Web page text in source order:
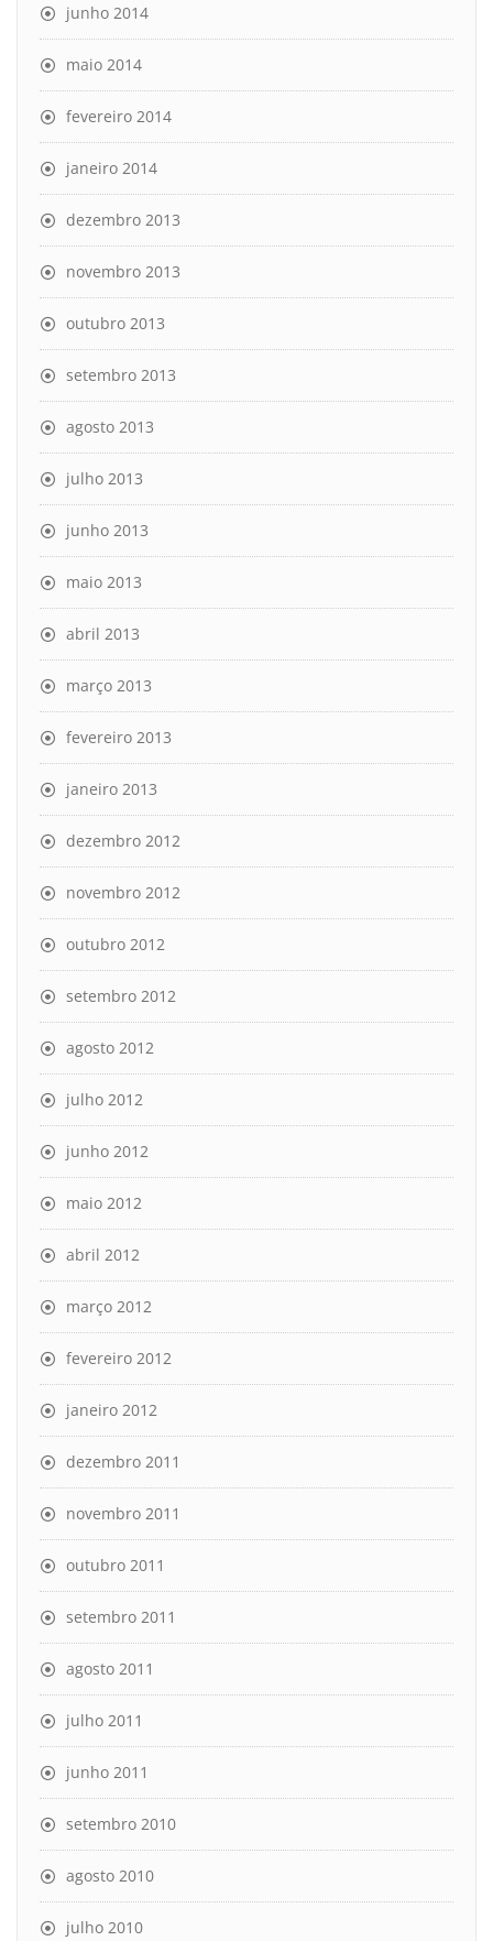
junho 2014
maio 2014
fevereiro 2014
janeiro 2014
dezembro 2013
novembro 2013
outubro 2013
setembro 2013
agosto 2013
julho 2013
junho 2013
maio 2013
abril 2013
março 2013
fevereiro 2013
janeiro 2013
dezembro 2012
novembro 2012
outubro 2012
setembro 2012
agosto 2012
julho 2012
junho 2012
maio 2012
abril 2012
março 2012
fevereiro 2012
janeiro 2012
dezembro 2011
novembro 2011
outubro 2011
setembro 2011
agosto 2011
julho 2011
junho 2011
setembro 2010
agosto 2010
julho 2010